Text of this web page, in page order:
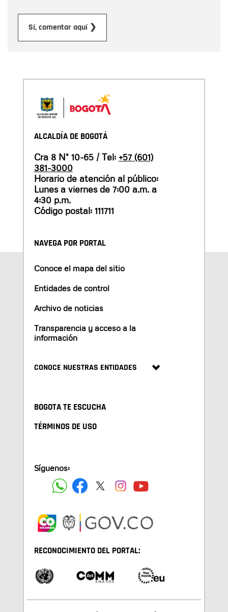
Sí, comentar aquí ❯
ALCALDÍA DE BOGOTÁ
Cra 8 N° 10-65 / Tel: +57 (601)
381-3000
Horario de atención al público:
Lunes a viernes de 7:00 a.m. a
4:30 p.m.
Código postal: 111711
NAVEGA POR PORTAL
Conoce el mapa del sitio
Entidades de control
Archivo de noticias
Transparencia y acceso a la
información
CONOCE NUESTRAS ENTIDADES
BOGOTA TE ESCUCHA
TÉRMINOS DE USO
Síguenos:
RECONOCIMIENTO DEL PORTAL: